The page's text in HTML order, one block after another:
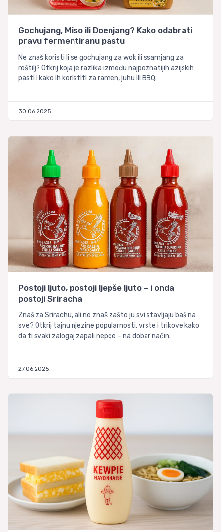
Gochujang, Miso ili Doenjang? Kako odabrati
pravu fermentiranu pastu
Ne znaš koristi li se gochujang za wok ili ssamjang za
roštilj? Otkrij koja je razlika između najpoznatijih azijskih
pasti i kako ih koristiti za ramen, juhu ili BBQ.
30.06.2025.
Postoji ljuto, postoji ljepše ljuto – i onda
postoji Sriracha
Znaš za Srirachu, ali ne znaš zašto ju svi stavljaju baš na
sve? Otkrij tajnu njezine popularnosti, vrste i trikove kako
da ti svaki zalogaj zapali nepce – na dobar način.
27.06.2025.